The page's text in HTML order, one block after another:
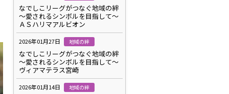
なでしこリーグがつなぐ地域の絆
～愛されるシンボルを目指して～
ＡＳハリマアルビオン
2026年01月27日 地域の絆
なでしこリーグがつなぐ地域の絆
～愛されるシンボルを目指して～
ヴィアマテラス宮崎
2026年01月14日 地域の絆